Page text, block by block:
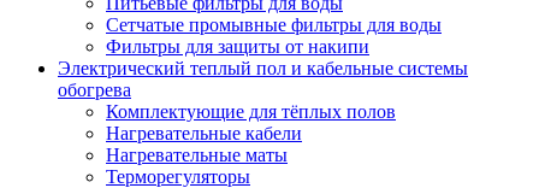
Сетчатые промывные фильтры для воды
Фильтры для защиты от накипи
Электрический теплый пол и кабельные системы
обогрева
Комплектующие для тёплых полов
Нагревательные кабели
Нагревательные маты
Терморегуляторы